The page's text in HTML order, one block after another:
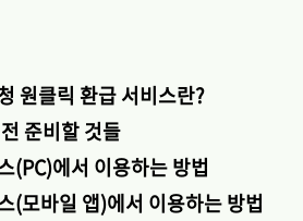
원클릭 환급 서비스란?
준비할 것들
(PC)에서 이용하는 방법
(모바일 앱)에서 이용하는 방법